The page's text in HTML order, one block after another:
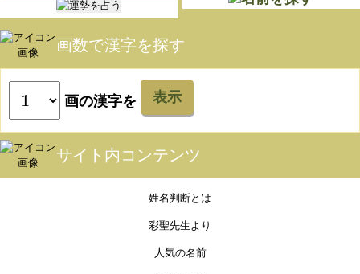
画数で漢字を探す
画の漢字を 表示
サイト内コンテンツ
姓名判断とは
彩聖先生より
人気の名前